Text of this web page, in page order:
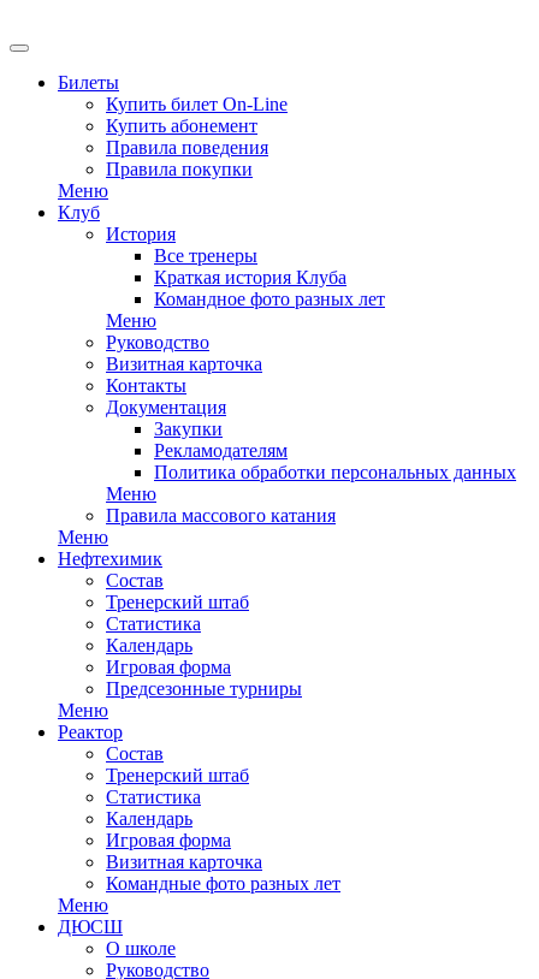
Билеты
Купить билет On-Line
Купить абонемент
Правила поведения
Правила покупки
Меню
Клуб
История
Все тренеры
Краткая история Клуба
Командное фото разных лет
Меню
Руководство
Визитная карточка
Контакты
Документация
Закупки
Рекламодателям
Политика обработки персональных данных
Меню
Правила массового катания
Меню
Нефтехимик
Состав
Тренерский штаб
Статистика
Календарь
Игровая форма
Предсезонные турниры
Меню
Реактор
Состав
Тренерский штаб
Статистика
Календарь
Игровая форма
Визитная карточка
Командные фото разных лет
Меню
ДЮСШ
О школе
Руководство